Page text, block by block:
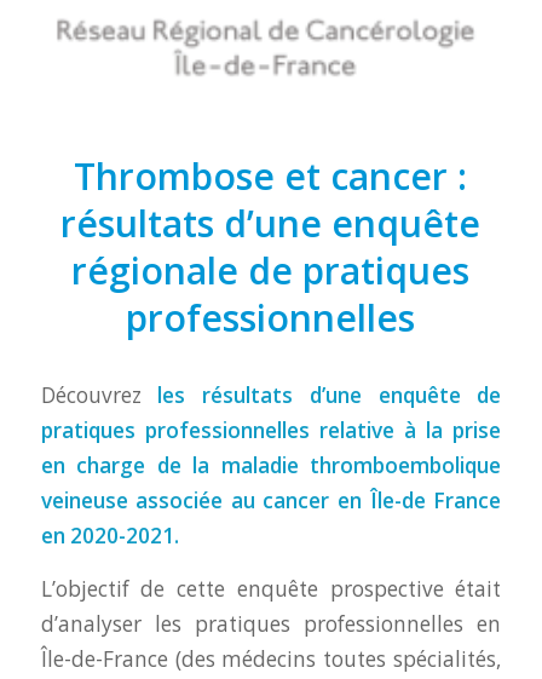
Thrombose et cancer :
résultats d’une enquête
régionale de pratiques
professionnelles
Découvrez les résultats d’une enquête de
pratiques professionnelles relative à la prise
en charge de la maladie thromboembolique
veineuse associée au cancer en Île-de France
en 2020-2021.
L’objectif de cette enquête prospective était
d’analyser les pratiques professionnelles en
Île-de-France (des médecins toutes spécialités,